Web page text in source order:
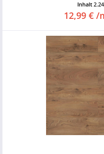
Inhalt
12,99 € /